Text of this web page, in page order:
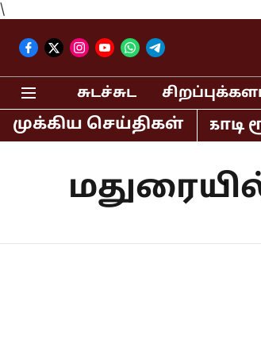
\
சுடச்சுட
முக்கிய செய்திகள்
மட்டும் 400 கோடி